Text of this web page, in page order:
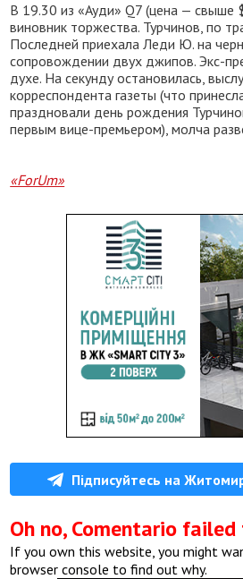
В 19.30 из «Ауди» Q7 (цена — свыше
виновник торжества. Турчинов, по
Последней приехала Леди Ю. на
сопровождении двух джипов. Экс-
духе. На секунду остановилась,
корреспондента газеты (что
праздновали день рождения
первым вице-премьером), молча
«ForUm»
Підписуйтесь на
Oh no, Comentario
If you own this website, you might
browser console to find out why.